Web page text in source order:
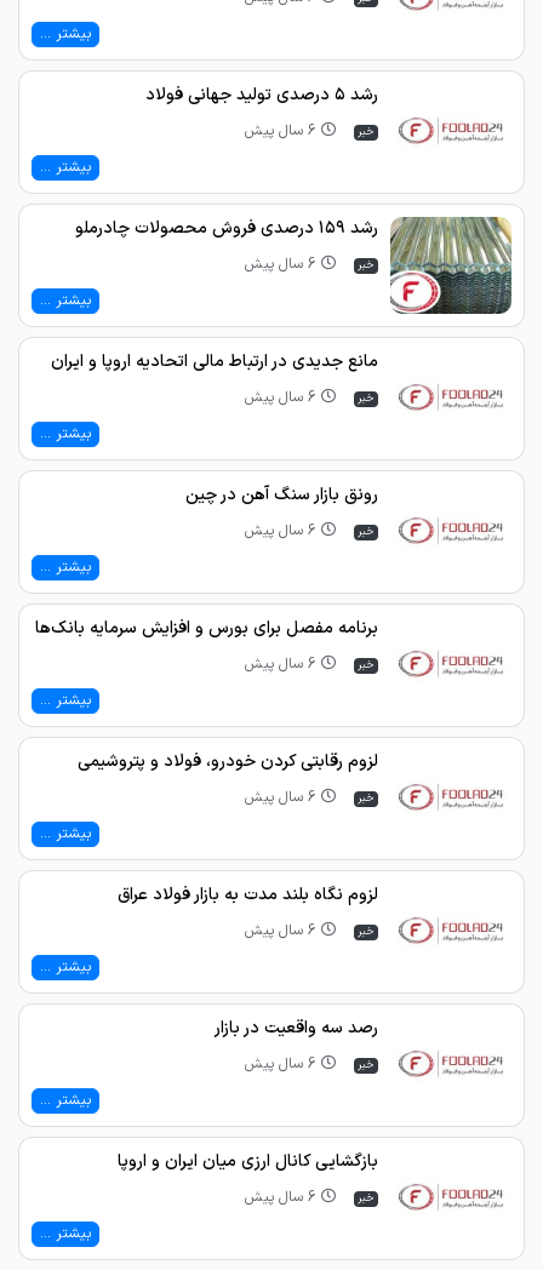
بیشتر ...
خبر
6 سال پیش
بیشتر ...
رشد ۱۵۹ درصدی فروش محصولات چادرملو
خبر
6 سال پیش
بیشتر ...
مانع جدیدی در ارتباط مالی اتحادیه اروپا و ایران
خبر
6 سال پیش
بیشتر ...
رونق بازار سنگ آهن در چین
خبر
6 سال پیش
بیشتر ...
برنامه مفصل برای بورس و افزایش سرمایه بانک‌ها
خبر
6 سال پیش
بیشتر ...
لزوم رقابتی کردن خودرو، فولاد و پتروشیمی
خبر
6 سال پیش
بیشتر ...
لزوم نگاه بلند مدت به بازار فولاد عراق
خبر
6 سال پیش
بیشتر ...
رصد سه واقعیت در بازار
خبر
6 سال پیش
بیشتر ...
بازگشایی کانال ارزی میان ایران و اروپا
خبر
6 سال پیش
بیشتر ...